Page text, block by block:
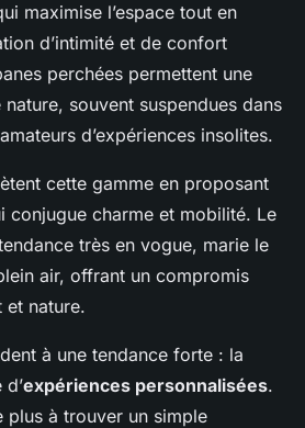
maximise l’espace tout en
d’intimité et de confort
perchées permettent une
souvent suspendues dans
d’expériences insolites.
cette gamme en proposant
conjugue charme et mobilité. Le
très en vogue, marie le
air, offrant un compromis
nature.
à une tendance forte : la
expériences personnalisées.
plus à trouver un simple